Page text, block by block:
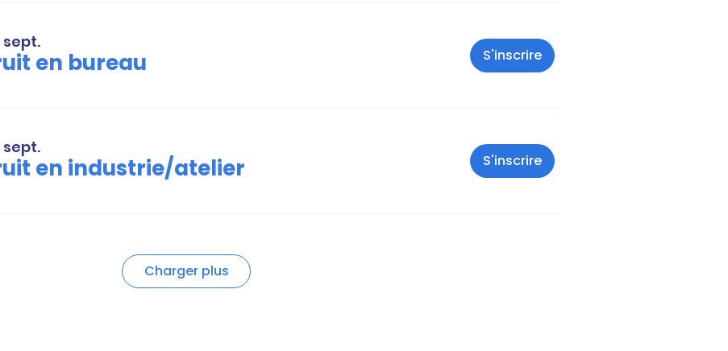
sept.
en bureau S'inscrire
sept.
en industrie/atelier S'inscrire
Charger plus